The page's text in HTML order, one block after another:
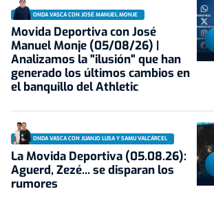
ONDA VASCA CON JOSÉ MANUEL MONJE
Movida Deportiva con José
Manuel Monje (05/08/26) |
Analizamos la "ilusión" que han
generado los últimos cambios en
el banquillo del Athletic
ONDA VASCA CON JUANJO LUSA Y SAMU VALCÁRCEL
La Movida Deportiva (05.08.26):
Aguerd, Zezé... se disparan los
rumores